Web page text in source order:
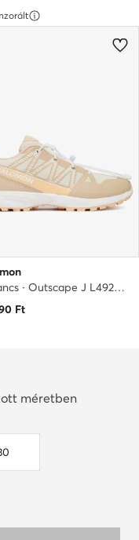
Bakancs · Outscape J L49205600 · Bézs
Ft
méretben